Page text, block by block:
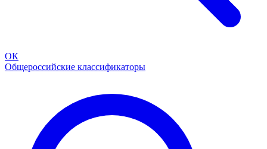
ОК
Общероссийские классификаторы